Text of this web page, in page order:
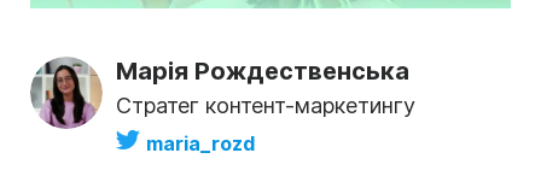
Марія Рождественська
Стратег контент-маркетингу
maria_rozd